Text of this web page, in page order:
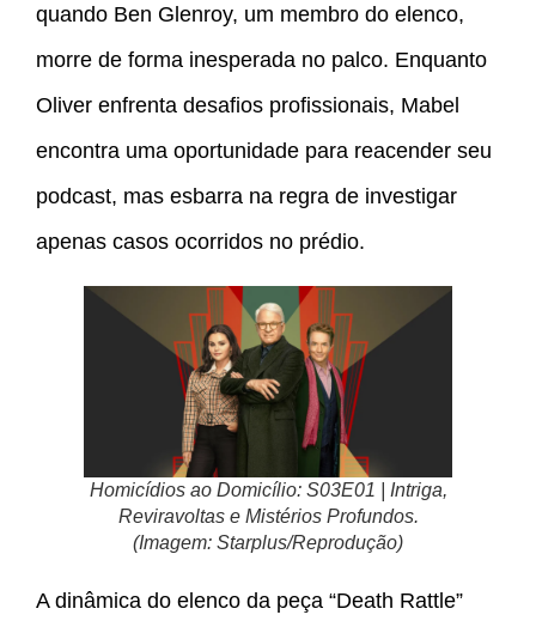
quando Ben Glenroy, um membro do elenco,
morre de forma inesperada no palco. Enquanto
Oliver enfrenta desafios profissionais, Mabel
encontra uma oportunidade para reacender seu
podcast, mas esbarra na regra de investigar
apenas casos ocorridos no prédio.
Homicídios ao Domicílio: S03E01 | Intriga,
Reviravoltas e Mistérios Profundos.
(Imagem: Starplus/Reprodução)
A dinâmica do elenco da peça “Death Rattle”